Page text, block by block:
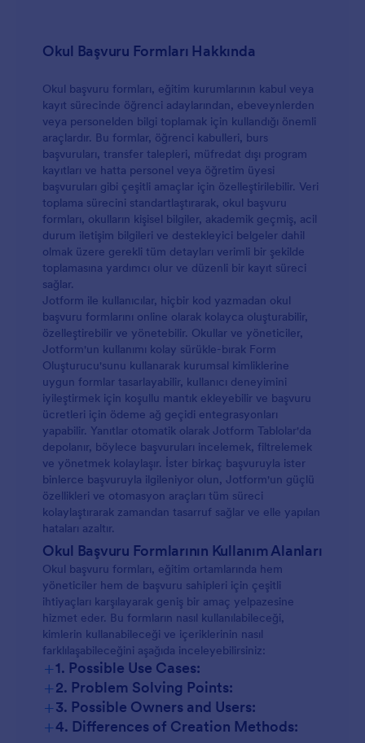
Okul Başvuru Formları Hakkında
Okul başvuru formları, eğitim kurumlarının kabul veya
kayıt sürecinde öğrenci adaylarından, ebeveynlerden
veya personelden bilgi toplamak için kullandığı önemli
araçlardır. Bu formlar, öğrenci kabulleri, burs
başvuruları, transfer talepleri, müfredat dışı program
kayıtları ve hatta personel veya öğretim üyesi
başvuruları gibi çeşitli amaçlar için özelleştirilebilir. Veri
toplama sürecini standartlaştırarak, okul başvuru
formları, okulların kişisel bilgiler, akademik geçmiş, acil
durum iletişim bilgileri ve destekleyici belgeler dahil
olmak üzere gerekli tüm detayları verimli bir şekilde
toplamasına yardımcı olur ve düzenli bir kayıt süreci
sağlar.
Jotform ile kullanıcılar, hiçbir kod yazmadan okul
başvuru formlarını online olarak kolayca oluşturabilir,
özelleştirebilir ve yönetebilir. Okullar ve yöneticiler,
Jotform'un kullanımı kolay sürükle-bırak Form
Oluşturucu'sunu kullanarak kurumsal kimliklerine
uygun formlar tasarlayabilir, kullanıcı deneyimini
iyileştirmek için koşullu mantık ekleyebilir ve başvuru
ücretleri için ödeme ağ geçidi entegrasyonları
yapabilir. Yanıtlar otomatik olarak Jotform Tablolar'da
depolanır, böylece başvuruları incelemek, filtrelemek
ve yönetmek kolaylaşır. İster birkaç başvuruyla ister
binlerce başvuruyla ilgileniyor olun, Jotform'un güçlü
özellikleri ve otomasyon araçları tüm süreci
kolaylaştırarak zamandan tasarruf sağlar ve elle yapılan
hataları azaltır.
Okul Başvuru Formlarının Kullanım Alanları
Okul başvuru formları, eğitim ortamlarında hem
yöneticiler hem de başvuru sahipleri için çeşitli
ihtiyaçları karşılayarak geniş bir amaç yelpazesine
hizmet eder. Bu formların nasıl kullanılabileceği,
kimlerin kullanabileceği ve içeriklerinin nasıl
farklılaşabileceğini aşağıda inceleyebilirsiniz:
+1. Possible Use Cases:
+2. Problem Solving Points:
+3. Possible Owners and Users:
+4. Differences of Creation Methods: